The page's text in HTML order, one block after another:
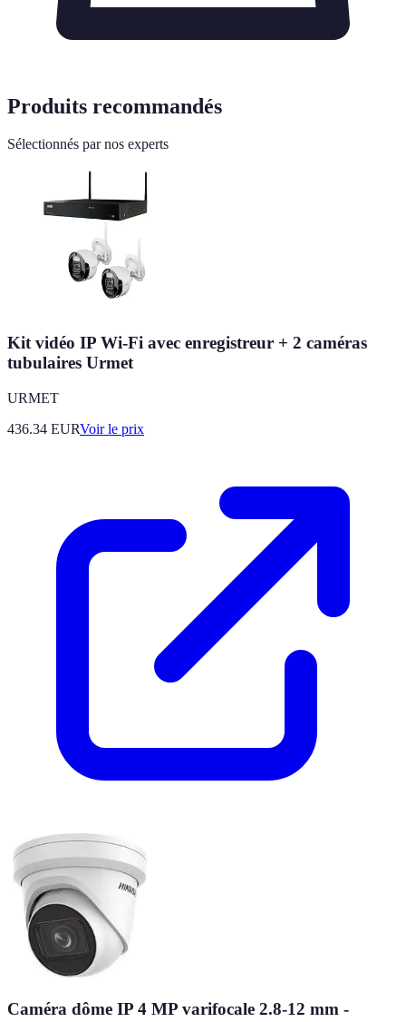
Produits recommandés
Sélectionnés par nos experts
Kit vidéo IP Wi-Fi avec enregistreur + 2 caméras
tubulaires Urmet
URMET
436.34 EURVoir le prix
Caméra dôme IP 4 MP varifocale 2.8-12 mm -